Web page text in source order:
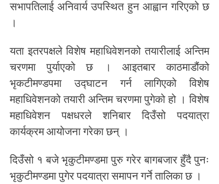
सभापतिलाई अनिवार्य उपस्थित हुन आह्वान गरिएको छ
।
यता इतरपक्षले विशेष महाधिवेशनको तयारीलाई अन्तिम
चरणमा पुर्याएको छ । आइतबार काठमाडौंको
भृकटीमण्डपमा उद्घाटन गर्न लागिएको विशेष
महाधिवेशनको तयारी अन्तिम चरणमा पुगेको हो । विशेष
महाधिवेशन पक्षधरले शनिबार दिउँसो पदयात्रा
कार्यक्रम आयोजना गरेका छन् ।
दिउँसो १ बजे भृकुटीमण्डमा पुरु गरेर बागबजार हुँदै पुनः
भृकुटीमण्डमा पुगेर पदयात्रा समापन गर्ने तालिका छ ।